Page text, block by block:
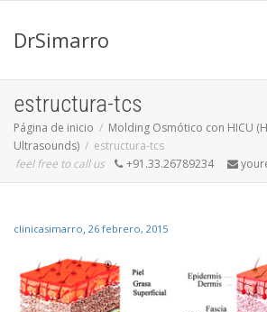
DrSimarro
estructura-tcs
Página de inicio
Molding Osmótico con HICU
Ultrasounds)
estructura-tcs
feel free to call us
+91.33.26789234
clinicasimarro, 26 febrero, 2015